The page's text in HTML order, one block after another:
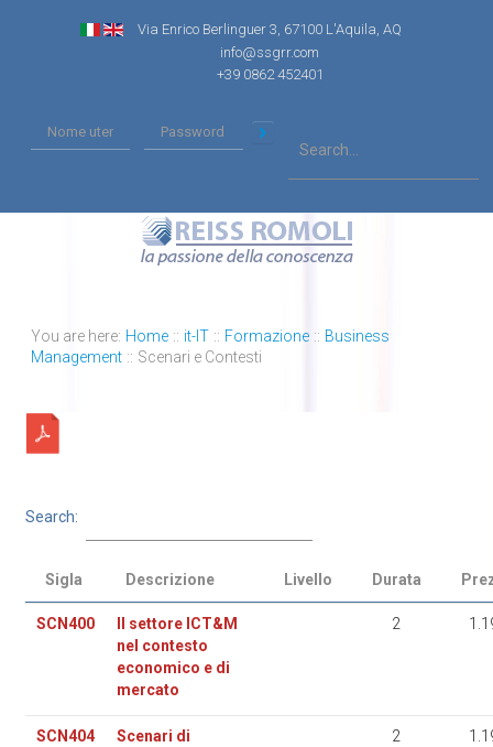
Via Enrico Berlinguer 3, 67100 L'Aquila, AQ
info@ssgrr.com
+39 0862 452401
You are here: Home :: it-IT :: Formazione :: Business
Management :: Scenari e Contesti
Search:
Sigla Descrizione Livello Durata
SCN400
Il settore ICT&M
nel contesto
economico e di
mercato
2
SCN404
Scenari di
2